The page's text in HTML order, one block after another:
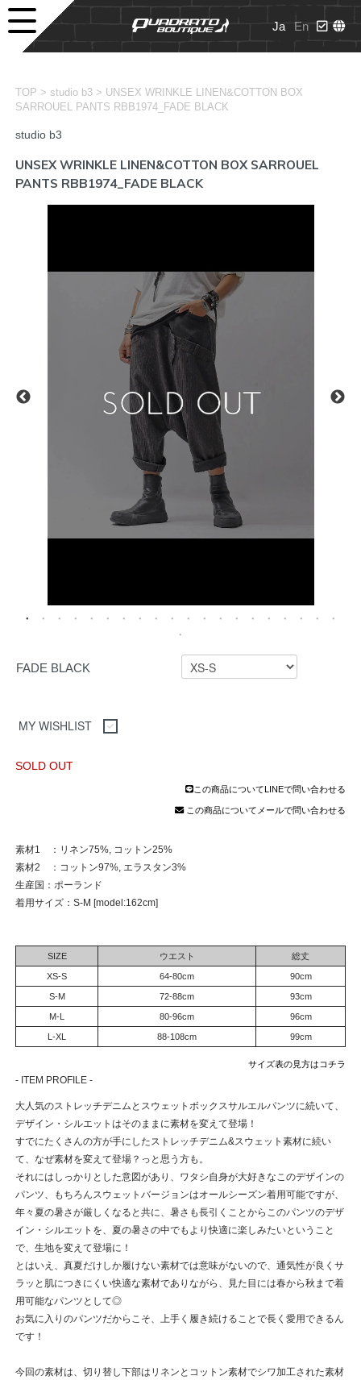
Ja En
TOP > studio b3> UNSEX WRINKLE LINEN&COTTON BOX
SARROUEL PANTS RBB1974_FADE BLACK
studio b3
UNSEX WRINKLE LINEN&COTTON BOX SARROUEL
PANTS RBB1974_FADE BLACK
FADE BLACK
MY WISHLIST
SOLD OUT
この商品についてLINEで問い合わせる
この商品についてメールで問い合わせる
素材1 ：リネン75%, コットン25%
素材2 ：コットン97%, エラスタン3%
生産国：ポーランド
着用サイズ：S-M [model:162cm]
SIZE ウエスト 総丈
XS-S 64-80cm 90cm
S-M 72-88cm 93cm
M-L 80-96cm 96cm
L-XL 88-108cm 99cm
サイズ表の見方はコチラ
- ITEM PROFILE -
大人気のストレッチデニムとスウェットボックスサルエルパンツに続いて、
デザイン・シルエットはそのままに素材を変えて登場！
すでにたくさんの方が手にしたストレッチデニム&スウェット素材に続い
て、なぜ素材を変えて登場？っと思う方も。
それにはしっかりとした意図があり、ワタシ自身が大好きなこのデザインの
パンツ、もちろんスウェットバージョンはオールシーズン着用可能ですが、
年々夏の暑さが厳しくなると共に、暑さも長引くことからこのパンツのデザ
イン・シルエットを、夏の暑さの中でもより快適に楽しみたいということ
で、生地を変えて登場に！
とはいえ、真夏だけしか履けない素材では意味がないので、通気性が良くサ
ラッと肌につきにくい快適な素材でありながら、見た目には春から秋まで着
用可能なパンツとして◎
お気に入りのパンツだからこそ、上手く履き続けることで長く愛用できるん
です！
今回の素材は、切り替し下部はリネンとコットン素材でシワ加工された素材